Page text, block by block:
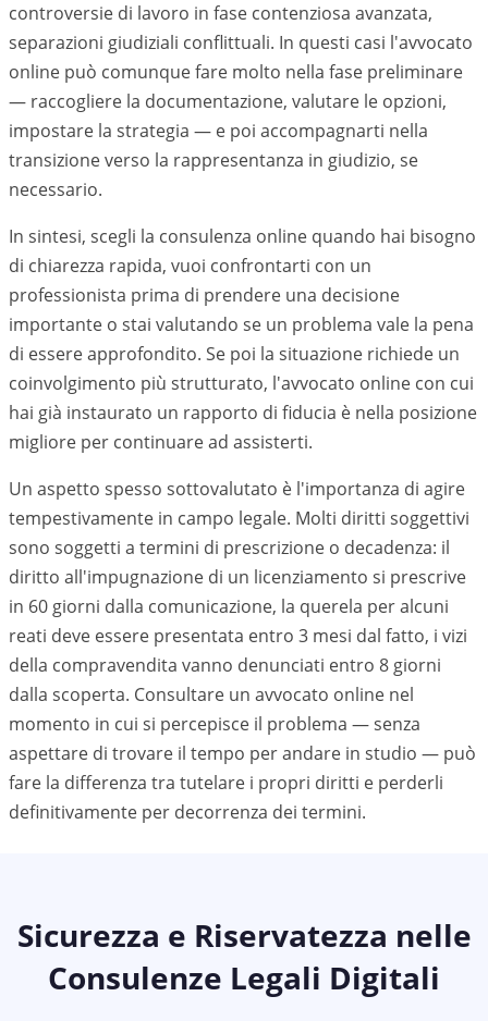
controversie di lavoro in fase contenziosa avanzata,
separazioni giudiziali conflittuali. In questi casi l'avvocato
online può comunque fare molto nella fase preliminare
— raccogliere la documentazione, valutare le opzioni,
impostare la strategia — e poi accompagnarti nella
transizione verso la rappresentanza in giudizio, se
necessario.
In sintesi, scegli la consulenza online quando hai bisogno
di chiarezza rapida, vuoi confrontarti con un
professionista prima di prendere una decisione
importante o stai valutando se un problema vale la pena
di essere approfondito. Se poi la situazione richiede un
coinvolgimento più strutturato, l'avvocato online con cui
hai già instaurato un rapporto di fiducia è nella posizione
migliore per continuare ad assisterti.
Un aspetto spesso sottovalutato è l'importanza di agire
tempestivamente in campo legale. Molti diritti soggettivi
sono soggetti a termini di prescrizione o decadenza: il
diritto all'impugnazione di un licenziamento si prescrive
in 60 giorni dalla comunicazione, la querela per alcuni
reati deve essere presentata entro 3 mesi dal fatto, i vizi
della compravendita vanno denunciati entro 8 giorni
dalla scoperta. Consultare un avvocato online nel
momento in cui si percepisce il problema — senza
aspettare di trovare il tempo per andare in studio — può
fare la differenza tra tutelare i propri diritti e perderli
definitivamente per decorrenza dei termini.
Sicurezza e Riservatezza nelle
Consulenze Legali Digitali